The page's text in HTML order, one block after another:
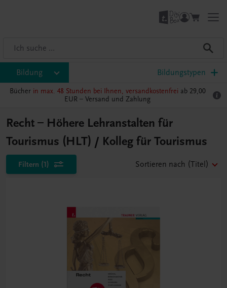
Bildung Bildungstypen
Bücher in max. 48 Stunden bei Ihnen, versandkostenfrei ab 29,00
EUR – Versand und Zahlung
Recht – Höhere Lehranstalten für
Tourismus (HLT) / Kolleg für Tourismus
Filtern (1) Sortieren nach (Titel)